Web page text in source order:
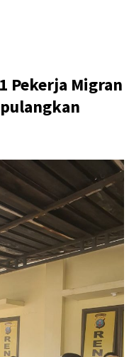
Pekerja Migran